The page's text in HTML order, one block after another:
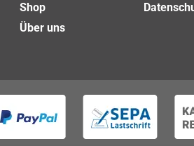
Shop
Über uns